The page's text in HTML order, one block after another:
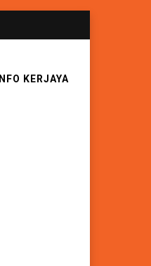
INFO KERJAYA